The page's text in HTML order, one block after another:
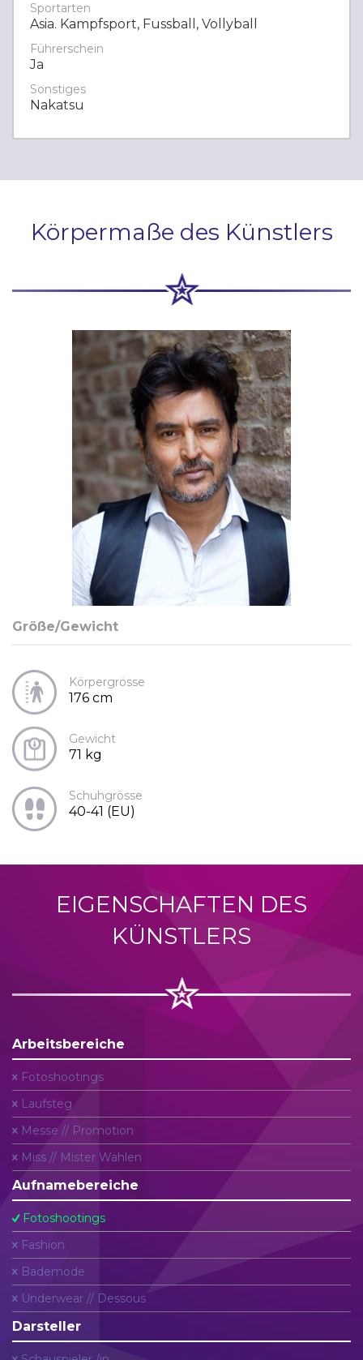
Sportarten
Asia. Kampfsport, Fussball, Vollyball
Führerschein
Ja
Sonstiges
Nakatsu
Körpermaße des Künstlers
Größe/Gewicht
Körpergrösse
176 cm
Gewicht
71 kg
Schuhgrösse
40-41 (EU)
EIGENSCHAFTEN DES
KÜNSTLERS
Arbeitsbereiche
Fotoshootings
Laufsteg
Messe // Promotion
Miss // Mister Wahlen
Aufnamebereiche
Fotoshootings
Fashion
Bademode
Underwear // Dessous
Darsteller